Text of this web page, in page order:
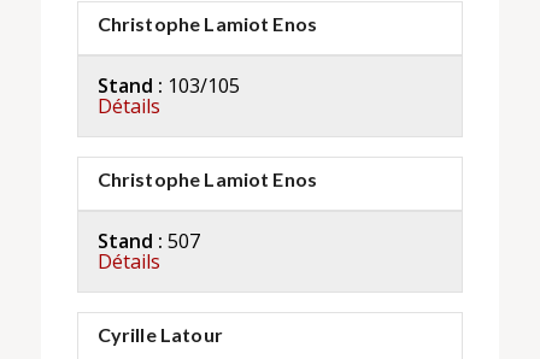
Christophe Lamiot Enos
Stand : 103/105
Détails
Christophe Lamiot Enos
Stand : 507
Détails
Cyrille Latour